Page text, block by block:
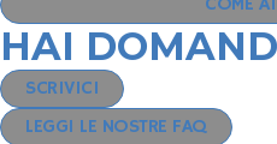
COME
HAI
SCRIVICI
LEGGI LE NOSTRE FAQ